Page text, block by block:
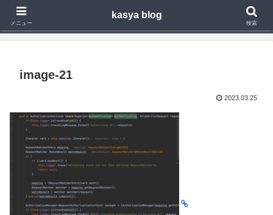
Webアプリ,モバイルアプリの開発や技術検証で得た知見を発信
image-21
2023.03.25
メニュー
kasya blog
検索